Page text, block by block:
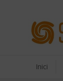
Inici